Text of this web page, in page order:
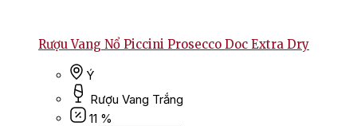
Rượu Vang Nổ Piccini Prosecco Doc Extra Dry
Ý
Rượu Vang Trắng
11 %